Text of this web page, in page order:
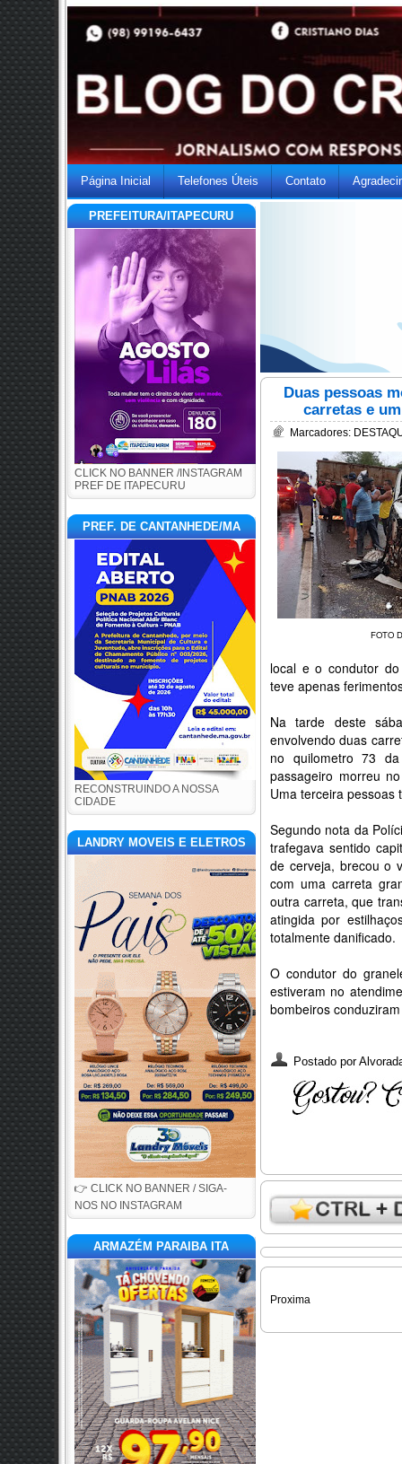
Página Inicial Telefones Úteis Contato
PREFEITURA/ITAPECURU
CLICK NO BANNER /INSTAGRAM
PREF DE ITAPECURU
PREF. DE CANTANHEDE/MA
RECONSTRUINDO A NOSSA
CIDADE
LANDRY MOVEIS E ELETROS
👉 CLICK NO BANNER / SIGA-
NOS NO INSTAGRAM
ARMAZÉM PARAIBA ITA
Duas pessoas
carretas e
Marcadores:
FOTO
local e o condutor
teve apenas
Na tarde deste
envolvendo duas
no quilometro 73
passageiro morreu
Uma terceira pessoas
Segundo nota da
trafegava sentido
de cerveja, brecou o
com uma carreta
outra carreta, que
atingida por
totalmente danificado.
O condutor do
estiveram no
bombeiros
Postado por
Proxima